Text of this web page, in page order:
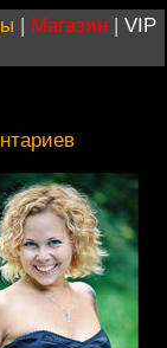
| Магазин | VIP